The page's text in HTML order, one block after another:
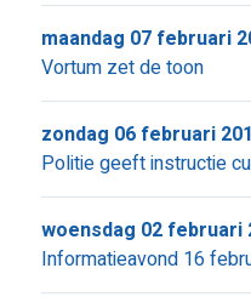
Vortum zet de toon
maandag 07 februari
Politie geeft instructie
zondag 06 februari
Informatieavond 16
woensdag 02 februari